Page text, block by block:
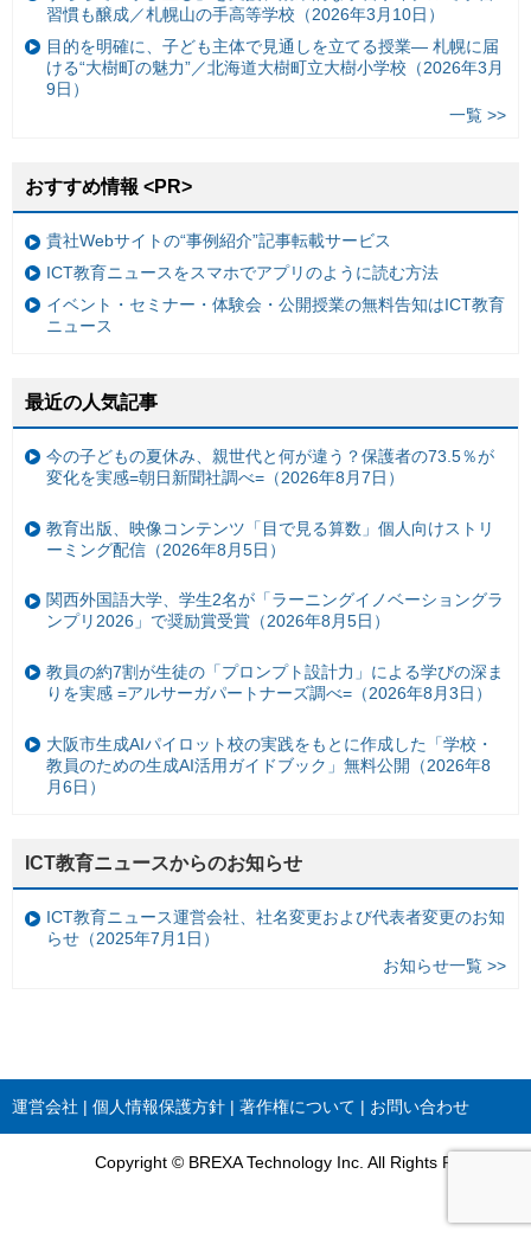
習慣も醸成／札幌山の手高等学校（2026年3月10日）
目的を明確に、子ども主体で見通しを立てる授業— 札幌に届
ける“大樹町の魅力”／北海道大樹町立大樹小学校（2026年3月
9日）
一覧 >>
おすすめ情報 <PR>
貴社Webサイトの“事例紹介”記事転載サービス
ICT教育ニュースをスマホでアプリのように読む方法
イベント・セミナー・体験会・公開授業の無料告知はICT教育
ニュース
最近の人気記事
今の子どもの夏休み、親世代と何が違う？保護者の73.5％が
変化を実感=朝日新聞社調べ=（2026年8月7日）
教育出版、映像コンテンツ「目で見る算数」個人向けストリ
ーミング配信（2026年8月5日）
関西外国語大学、学生2名が「ラーニングイノベーショングラ
ンプリ2026」で奨励賞受賞（2026年8月5日）
教員の約7割が生徒の「プロンプト設計力」による学びの深ま
りを実感 =アルサーガパートナーズ調べ=（2026年8月3日）
大阪市生成AIパイロット校の実践をもとに作成した「学校・
教員のための生成AI活用ガイドブック」無料公開（2026年8
月6日）
ICT教育ニュースからのお知らせ
ICT教育ニュース運営会社、社名変更および代表者変更のお知
らせ（2025年7月1日）
お知らせ一覧 >>
運営会社 個人情報保護方針 著作権について お問い合わせ
Copyright © BREXA Technology Inc. All Rights Reserved.